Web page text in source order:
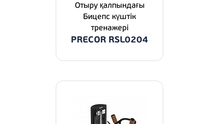
Отыру қалпындағы
Бицепс күштік
тренажері
PRECOR RSL0204